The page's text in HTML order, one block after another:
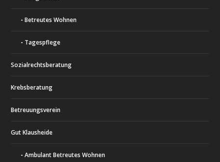
Betreutes Wohnen
Tagespflege
Sozialrechtsberatung
Krebsberatung
Betreuungsverein
Gut Klausheide
Ambulant Betreutes Wohnen